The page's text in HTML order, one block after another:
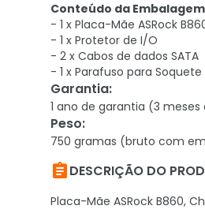
Conteúdo da
- 1 x Placa-Mãe ASRock
- 1 x Protetor de I/O
- 2 x Cabos de dados SATA
- 1 x Parafuso para Soquete
Garantia:
1 ano de garantia (3
Peso:
750 gramas (bruto com
DESCRIÇÃO DO
Placa-Mãe ASRock B860,